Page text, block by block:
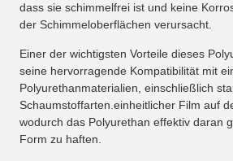
dass sie schimmelfrei ist und keine
der Schimmeloberflächen verursacht.
Einer der wichtigsten Vorteile dieses
seine hervorragende Kompatibilität mit
Polyurethanmaterialien, einschließlich
Schaumstoffarten.einheitlicher Film auf
wodurch das Polyurethan effektiv daran
Form zu haften.